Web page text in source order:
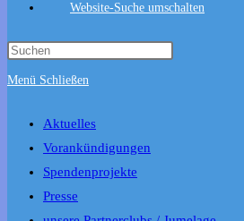
Website-Suche umschalten
Menü Schließen
Aktuelles
Vorankündigungen
Spendenprojekte
Presse